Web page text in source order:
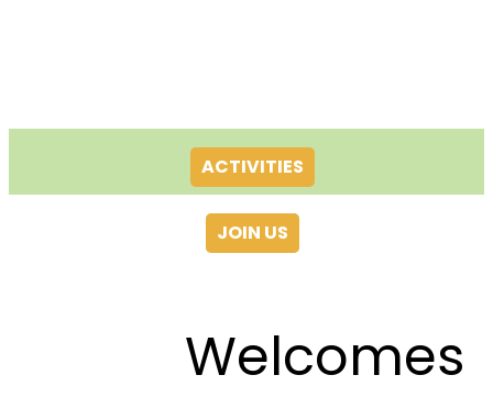
ACTIVITIES
JOIN US
Welcomes